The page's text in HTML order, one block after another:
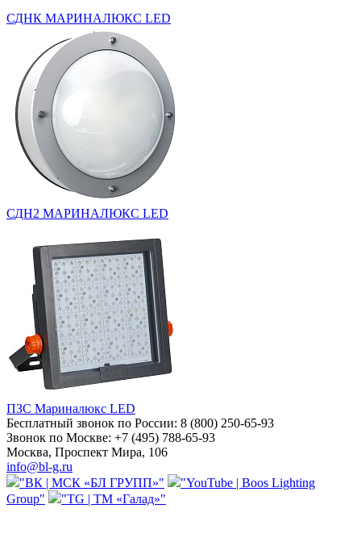
СДНК МАРИНАЛЮКС LED
СДН2 МАРИНАЛЮКС LED
ПЗС Мариналюкс LED
Бесплатный звонок по России: 8 (800) 250-65-93
Звонок по Москве: +7 (495) 788-65-93
Москва, Проспект Мира, 106
info@bl-g.ru
"ВК | МСК «БЛ ГРУПП»"
"YouTube | Boos Lighting
Group"
"TG | ТМ «Галад»"